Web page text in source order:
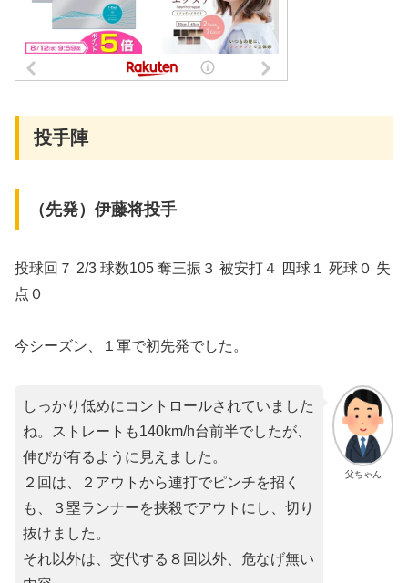
投手陣
（先発）伊藤将投手
投球回７ 2/3 球数105 奪三振３ 被安打４ 四球１ 死球０ 失
点０
今シーズン、１軍で初先発でした。
父ちゃん
しっかり低めにコントロールされていました
ね。ストレートも140km/h台前半でしたが、
伸びが有るように見えました。
２回は、２アウトから連打でピンチを招く
も、３塁ランナーを挟殺でアウトにし、切り
抜けました。
それ以外は、交代する８回以外、危なげ無い